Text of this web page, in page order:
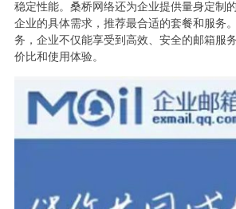
稳定性能。桑桥网络还为企业提供量身定制
企业的具体需求，推荐最合适的套餐和服务
务，企业不仅能享受到高效、安全的邮箱服
价比和使用体验。